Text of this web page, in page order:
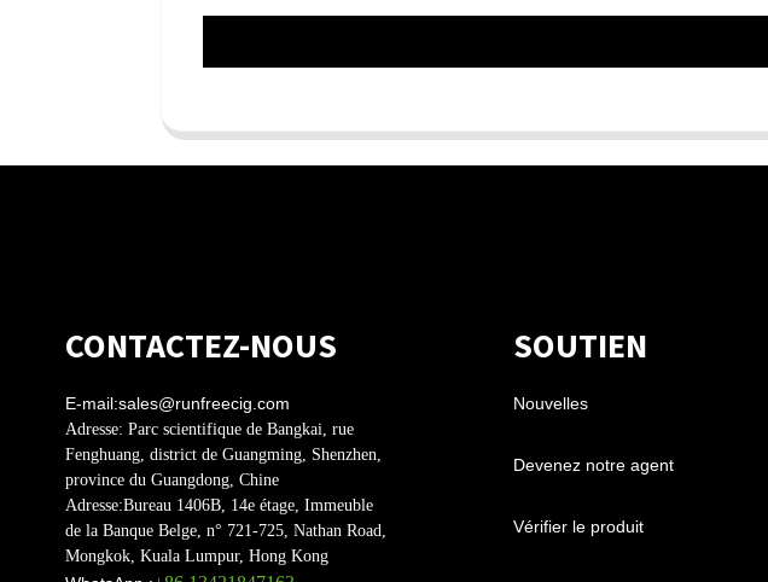
CONTACTEZ-NOUS
E-mail:sales@runfreecig.com
Adresse: Parc scientifique de Bangkai, rue
Fenghuang, district de Guangming, Shenzhen,
province du Guangdong, Chine
Adresse:Bureau 1406B, 14e étage, Immeuble
de la Banque Belge, n° 721-725, Nathan Road,
Mongkok, Kuala Lumpur, Hong Kong
SOUTIEN
Nouvelles
Devenez notre agent
Vérifier le produit